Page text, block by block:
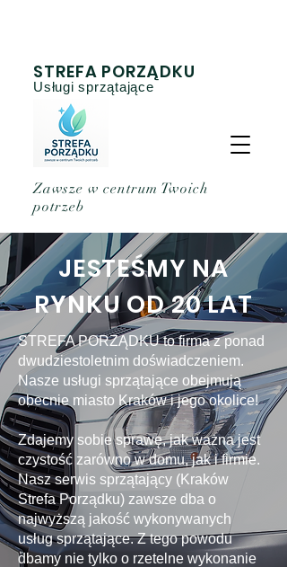
STREFA PORZĄDKU
Usługi sprzątające
Zawsze w centrum Twoich
potrzeb
JESTEŚMY NA
RYNKU OD 20 LAT
STREFA PORZĄDKU to firma z ponad
dwudziestoletnim doświadczeniem.
Nasze usługi sprzątające obejmują
obecnie miasto Kraków i jego okolice!
Zdajemy sobie sprawę, jak ważna jest
czystość zarówno w domu, jak i firmie.
Nasz serwis sprzątający (Kraków
Strefa Porządku) zawsze dba o
najwyższą jakość wykonywanych
usług sprzątające. Z tego powodu
dbamy nie tylko o rzetelne wykonanie